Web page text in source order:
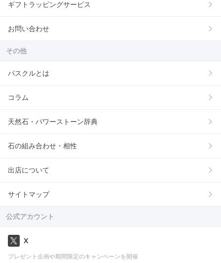
ギフトラッピングサービス
お問い合わせ
その他
パスクルとは
コラム
天然石・パワーストーン辞典
石の組み合わせ・相性
出店について
サイトマップ
公式アカウント
X
プレゼント企画や期間限定のキャンペーンを開催